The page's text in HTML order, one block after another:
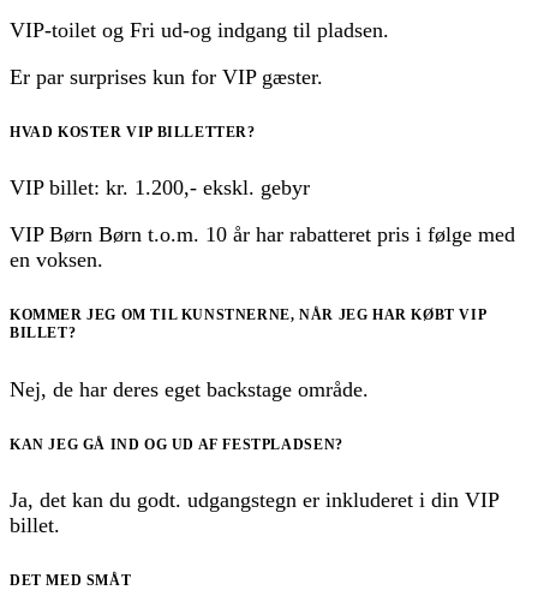
VIP-toilet og Fri ud-og indgang til pladsen.
Er par surprises kun for VIP gæster.
HVAD KOSTER VIP BILLETTER?
VIP billet: kr. 1.200,- ekskl. gebyr
VIP Børn Børn t.o.m. 10 år har rabatteret pris i følge med
en voksen.
KOMMER JEG OM TIL KUNSTNERNE, NÅR JEG HAR KØBT VIP
BILLET?
Nej, de har deres eget backstage område.
KAN JEG GÅ IND OG UD AF FESTPLADSEN?
Ja, det kan du godt. udgangstegn er inkluderet i din VIP
billet.
DET MED SMÅT